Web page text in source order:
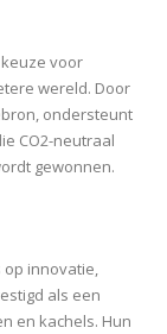
voor
wereld. Door
ondersteunt
CO2-neutraal
gewonnen.
innovatie,
als een
en kachels. Hun